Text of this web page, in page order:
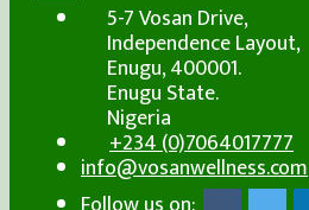
5-7 Vosan Drive,
Independence Layout,
Enugu, 400001.
Enugu State.
Nigeria
+234 (0)7064017777
info@vosanwellness.com